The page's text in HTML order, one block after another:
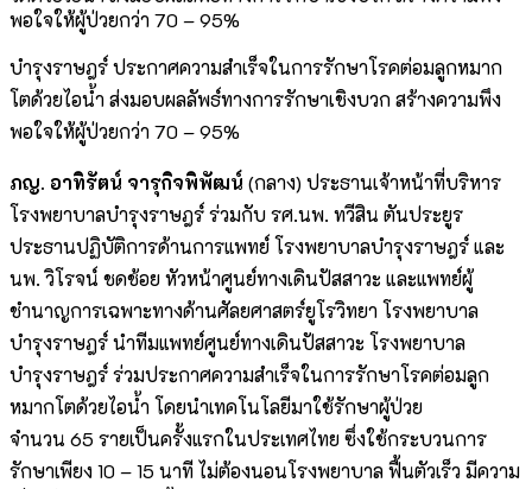
บำรุงราษฎร์ ประกาศความสำเร็จในการรักษาโรคต่อมลูกหมาก
โตด้วยไอน้ำ ส่งมอบผลลัพธ์ทางการรักษาเชิงบวก สร้างความพึง
พอใจให้ผู้ป่วยกว่า 70 – 95%
ภญ. อาทิรัตน์ จารุกิจพิพัฒน์ (กลาง) ประธานเจ้าหน้าที่บริหาร
โรงพยาบาลบำรุงราษฎร์ ร่วมกับ รศ.นพ. ทวีสิน ตันประยูร
ประธานปฏิบัติการด้านการแพทย์ โรงพยาบาลบำรุงราษฎร์ และ
นพ. วิโรจน์ ชดช้อย หัวหน้าศูนย์ทางเดินปัสสาวะ และแพทย์ผู้
ชำนาญการเฉพาะทางด้านศัลยศาสตร์ยูโรวิทยา โรงพยาบาล
บำรุงราษฎร์ นำทีมแพทย์ศูนย์ทางเดินปัสสาวะ โรงพยาบาล
บำรุงราษฎร์ ร่วมประกาศความสำเร็จในการรักษาโรคต่อมลูก
หมากโตด้วยไอน้ำ โดยนำเทคโนโลยีมาใช้รักษาผู้ป่วย
จำนวน 65 รายเป็นครั้งแรกในประเทศไทย ซึ่งใช้กระบวนการ
รักษาเพียง10 – 15 นาที ไม่ต้องนอนโรงพยาบาล ฟื้นตัวเร็ว มีความ